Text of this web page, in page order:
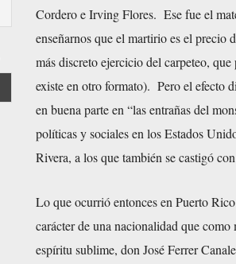
Cordero e Irving Flores. Ese fue el
enseñarnos que el martirio es el
más discreto ejercicio del carpeteo,
existe en otro formato). Pero el efecto
en buena parte en “las entrañas del
políticas y sociales en los Estados
Rivera, a los que también se castigó
Lo que ocurrió entonces en Puerto
carácter de una nacionalidad que
espíritu sublime, don José Ferrer